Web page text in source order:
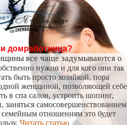
домработница?
все чаще задумываются о
нужно и для кого они так
быть просто хозяйкой, пора
женщиной, позволяющей себе
в спа салон, устроить шопинг,
заняться самосовершенствованием
отношениям это будет
Читать статью